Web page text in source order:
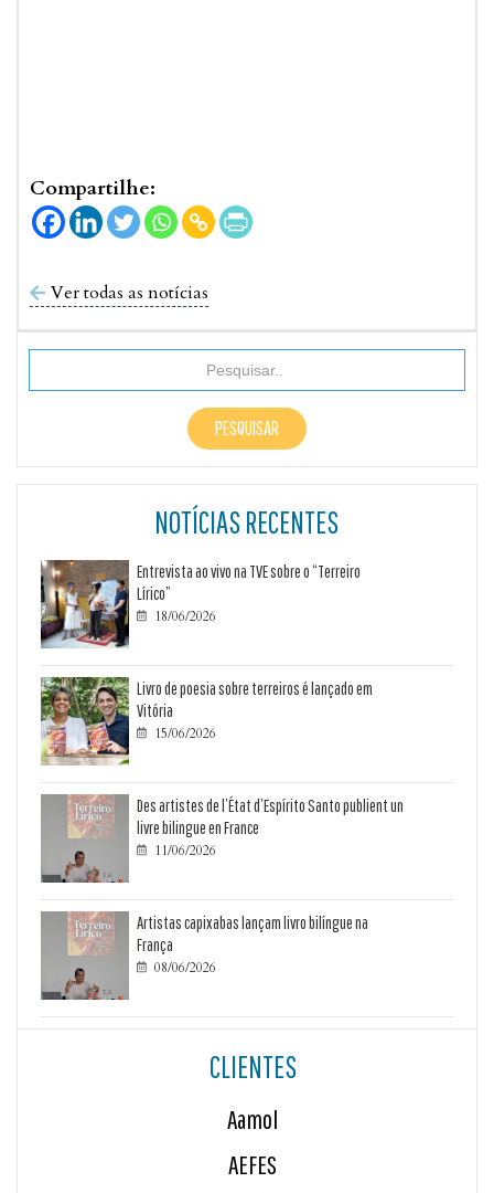
Compartilhe:
 Ver todas as notícias
NOTÍCIAS RECENTES
Entrevista ao vivo na TVE sobre o “Terreiro
Lírico”
 18/06/2026
Livro de poesia sobre terreiros é lançado em
Vitória
 15/06/2026
Des artistes de l’État d’Espírito Santo publient un
livre bilingue en France
 11/06/2026
Artistas capixabas lançam livro bilíngue na
França
 08/06/2026
CLIENTES
Aamol
AEFES